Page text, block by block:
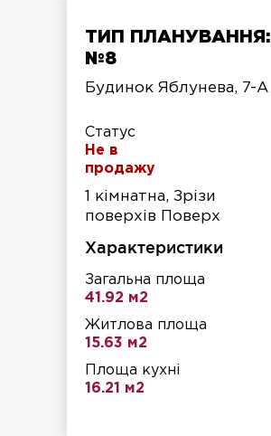
ТИП ПЛАНУВАННЯ:
№8
Будинок Яблунева, 7-А
Статус
Не в
продажу
1 кімнатна, Зрізи
поверхів Поверх
Характеристики
Загальна площа
41.92 м2
Житлова площа
15.63 м2
Площа кухні
16.21 м2
план квартири
план поверху